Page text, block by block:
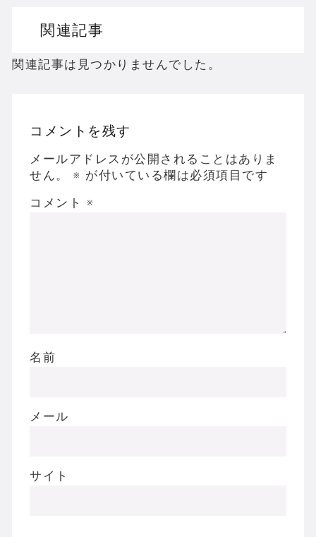
ドラゴンクエスト３の思い出
【聖剣伝説3】リースとアンジェラってなん
Powered by livedoor 相互RSS
関連記事
関連記事は見つかりませんでした。
コメントを残す
メールアドレスが公開されることはありま
せん。
※ が付いている欄は必須項目です
コメント ※
名前
メール
サイト